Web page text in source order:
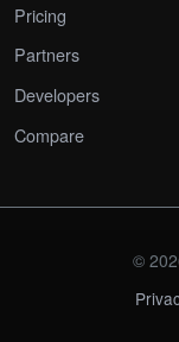
Pricing
Partners
Developers
Compare
©